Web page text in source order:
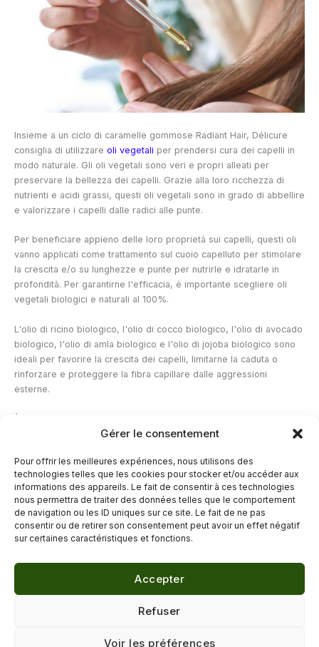
Gérer le consentement
Pour offrir les meilleures expériences, nous utilisons des
technologies telles que les cookies pour stocker et/ou accéder aux
informations des appareils. Le fait de consentir à ces technologies
nous permettra de traiter des données telles que le comportement
de navigation ou les ID uniques sur ce site. Le fait de ne pas
consentir ou de retirer son consentement peut avoir un effet négatif
sur certaines caractéristiques et fonctions.
Accepter
Refuser
Voir les préférences
Insieme a un ciclo di caramelle gommose Radiant Hair, Délicure
consiglia di utilizzare oli vegetali per prendersi cura dei capelli in
modo naturale. Gli oli vegetali sono veri e propri alleati per
preservare la bellezza dei capelli. Grazie alla loro ricchezza di
nutrienti e acidi grassi, questi oli vegetali sono in grado di abbellire
e valorizzare i capelli dalle radici alle punte.
Per beneficiare appieno delle loro proprietà sui capelli, questi oli
vanno applicati come trattamento sul cuoio capelluto per stimolare
la crescita e/o su lunghezze e punte per nutrirle e idratarle in
profondità. Per garantirne l'efficacia, è importante scegliere oli
vegetali biologici e naturali al 100%.
L'olio di ricino biologico, l'olio di cocco biologico, l'olio di avocado
biologico, l'olio di amla biologico e l'olio di jojoba biologico sono
ideali per favorire la crescita dei capelli, limitarne la caduta o
rinforzare e proteggere la fibra capillare dalle aggressioni
esterne.
L'applicazione è molto semplice: per favorire la crescita dei
massaggiare delicatamente per alcuni minuti. Si può applicare l'olio
con delicatezza anche sulle lunghezze e sulle punte dei capelli.
←Articolo precedente Articolo successivo→
Confidentialité·